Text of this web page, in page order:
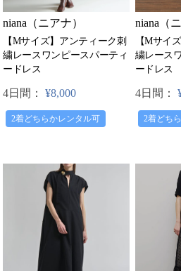
niana（ニアナ）
【Mサイズ】アンティーク刺
繍レースワンピースパーティ
ードレス
4日間： ¥8,000
2着どちらかレンタル可
niana（
【Mサイ
繍レース
ードレス
4日間：
2着どち